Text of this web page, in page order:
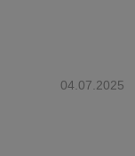
04.07.2025